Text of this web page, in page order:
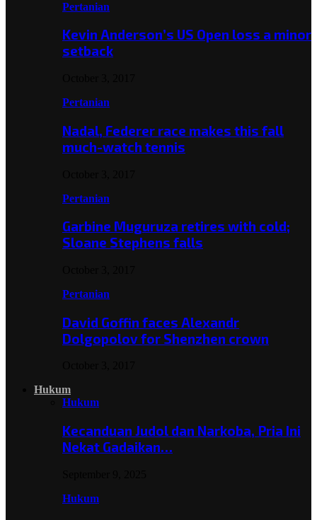
Pertanian
Kevin Anderson’s US Open loss a minor
setback
Pertanian
Nadal, Federer race makes this fall
much-watch tennis
Pertanian
Garbine Muguruza retires with cold;
Sloane Stephens falls
Pertanian
David Goffin faces Alexandr
Dolgopolov for Shenzhen crown
Hukum
Hukum
Kecanduan Judol dan Narkoba, Pria Ini
Nekat Gadaikan…
Hukum